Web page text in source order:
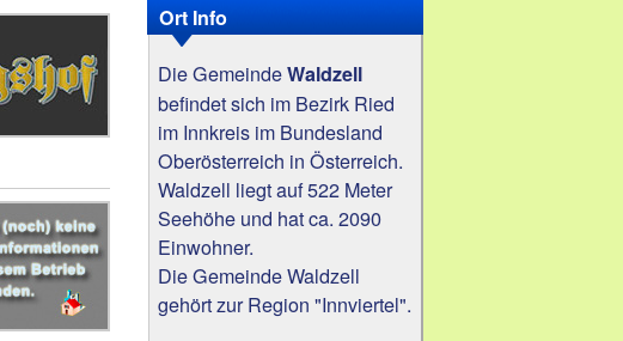
Ort Info
Die GemeindeWaldzell
befindet sich im Bezirk Ried
im Innkreis im Bundesland
Oberösterreich in Österreich.
Waldzell liegt auf 522 Meter
Seehöhe und hat ca. 2090
Einwohner.
Die Gemeinde Waldzell
gehört zur Region "Innviertel".